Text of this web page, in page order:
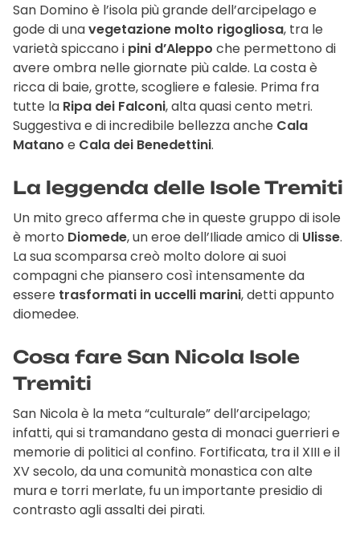
San Domino è l’isola più grande dell’arcipelago e
gode di unavegetazione molto rigogliosa, tra le
varietà spiccano i pini d’Aleppo che permettono di
avere ombra nelle giornate più calde. La costa è
ricca di baie, grotte, scogliere e falesie. Prima fra
tutte la Ripa dei Falconi, alta quasi cento metri.
Suggestiva e di incredibile bellezza anche Cala
Matano e Cala dei Benedettini.
La leggenda delle Isole Tremiti
Un mito greco afferma che in queste gruppo di isole
è morto Diomede, un eroe dell’Iliade amico di Ulisse.
La sua scomparsa creò molto dolore ai suoi
compagni che piansero così intensamente da
essere trasformati in uccelli marini, detti appunto
diomedee.
Cosa fare San Nicola Isole
Tremiti
San Nicola è la meta “culturale” dell’arcipelago;
infatti, qui si tramandano gesta di monaci guerrieri e
memorie di politici al confino. Fortificata, tra il XIII e il
XV secolo, da una comunità monastica con alte
mura e torri merlate, fu un importante presidio di
contrasto agli assalti dei pirati.